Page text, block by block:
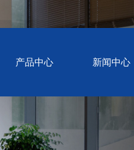
产品中心 新闻中心